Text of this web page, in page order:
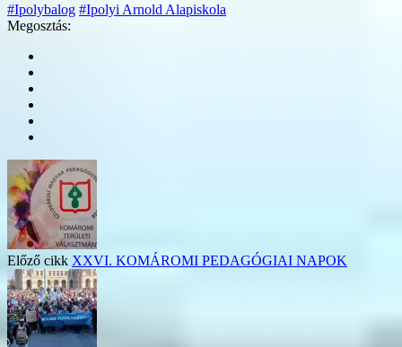
#Ipolybalog #Ipolyi Arnold Alapiskola
Megosztás:
Előző cikk XXVI. KOMÁROMI PEDAGÓGIAI NAPOK